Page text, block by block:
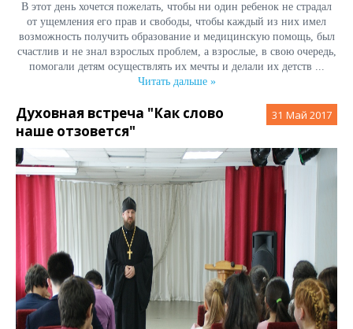
В этот день хочется пожелать, чтобы ни один ребенок не страдал
от ущемления его прав и свободы, чтобы каждый из них имел
возможность получить образование и медицинскую помощь, был
счастлив и не знал взрослых проблем, а взрослые, в свою очередь,
помогали детям осуществлять их мечты и делали их детств ...
Читать дальше »
31 Май 2017
Духовная встреча "Как слово
наше отзовется"